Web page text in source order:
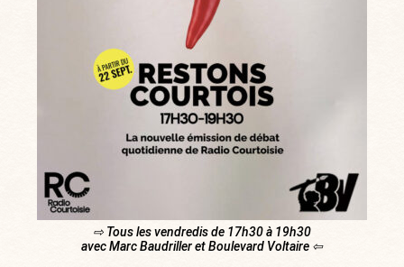
⇨ Tous les vendredis de 17h30 à 19h30
avec Marc Baudriller et Boulevard Voltaire ⇦